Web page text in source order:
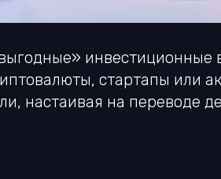
инвестиционные
стартапы или
настаивая на переводе